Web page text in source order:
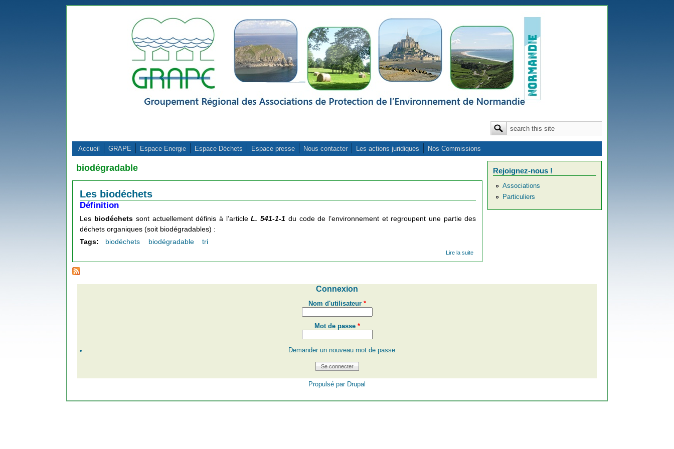
Formulaire de recherche
Rechercher
Accueil GRAPE Espace Energie Espace Déchets Espace presse Nous contacter Les actions juridiques Nos Commissions
biodégradable
Les biodéchets
Définition
Les biodéchets sont actuellement définis à l’article L. 541-1-1 du code de l’environnement et regroupent une partie des
déchets organiques (soit biodégradables) :
Tags:
biodéchets biodégradable tri
Lire la suite
Rejoignez-nous !
Associations
Particuliers
Connexion
Nom d'utilisateur *
Mot de passe *
Demander un nouveau mot de passe
Propulsé par Drupal